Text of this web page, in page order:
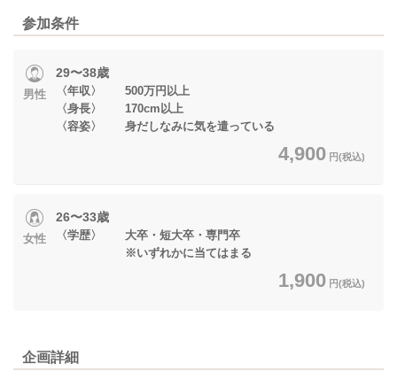
参加条件
男性
29〜38歳
〈年収〉 500万円以上
〈身長〉 170cm以上
〈容姿〉 身だしなみに気を遣っている
4,900 円(税込)
女性
26〜33歳
〈学歴〉 大卒・短大卒・専門卒
※いずれかに当てはまる
1,900 円(税込)
企画詳細